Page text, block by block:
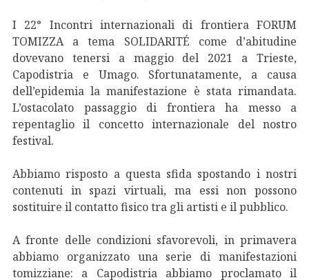
I 22° Incontri internazionali di frontiera FORUM
TOMIZZA a tema SOLIDARITÉ come d’abitudine
dovevano tenersi a maggio del 2021 a Trieste,
Capodistria e Umago. Sfortunatamente, a causa
dell’epidemia la manifestazione è stata rimandata.
L’ostacolato passaggio di frontiera ha messo a
repentaglio il concetto internazionale del nostro
festival.
Abbiamo risposto a questa sfida spostando i nostri
contenuti in spazi virtuali, ma essi non possono
sostituire il contatto fisico tra gli artisti e il pubblico.
A fronte delle condizioni sfavorevoli, in primavera
abbiamo organizzato una serie di manifestazioni
tomizziane: a Capodistria abbiamo proclamato il